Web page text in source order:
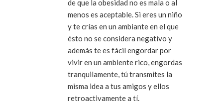
de que la obesidad no es mala o al
menos es aceptable. Si eres un niño
y te crías en un ambiante en el que
ésto no se considera negativo y
además te es fácil engordar por
vivir en un ambiente rico, engordas
tranquilamente, tú transmites la
misma idea a tus amigos y ellos
retroactivamente a tí.